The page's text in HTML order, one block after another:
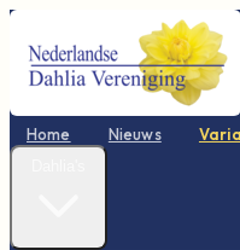
Home Nieuws Varia